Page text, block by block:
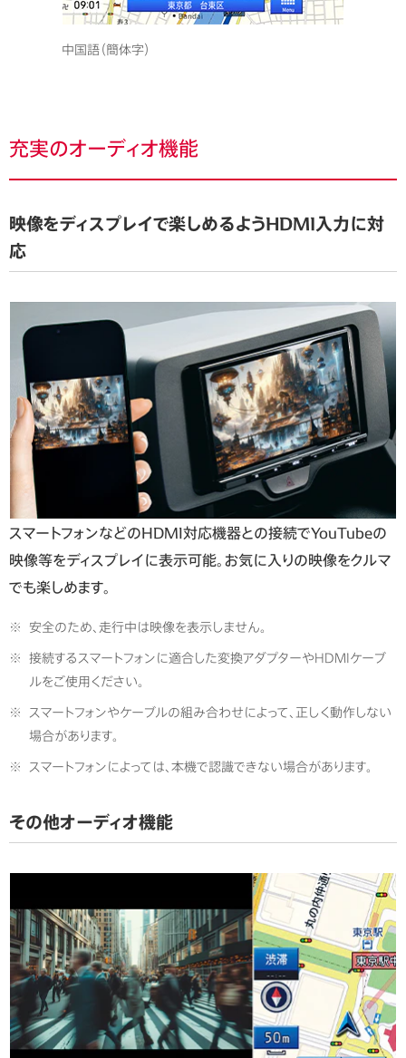
中国語（簡体字）
充実のオーディオ機能
映像をディスプレイで楽しめるようHDMI入力に対
応
スマートフォンなどのHDMI対応機器との接続でYouTubeの
映像等をディスプレイに表示可能。お気に入りの映像をクルマ
でも楽しめます。
※ 安全のため、走行中は映像を表示しません。
※ 接続するスマートフォンに適合した変換アダプターやHDMIケーブ
ルをご使用ください。
※ スマートフォンやケーブルの組み合わせによって、正しく動作しない
場合があります。
※ スマートフォンによっては、本機で認識できない場合があります。
その他オーディオ機能